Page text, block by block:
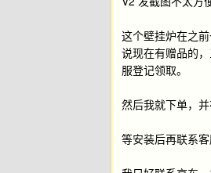
这个壁挂炉在之
说现在有赠品的
服登记领取。
然后我就下单，
等安装后再联系